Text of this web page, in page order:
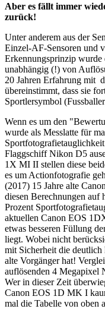
Aber es fällt immer
zurück!
Unter anderem aus der
Einzel-AF-Sensoren und
Erkennungsprinzip
unabhängig (!) von
20 Jahren Erfahrung mit
übereinstimmt, dass sie
Sportlersymbol
Wenn es um den
wurde als Messlatte für
Flaggschiff Nikon D5
1X MI II stellen diese
es um Actionfotografie
(2017) 15 Jahre alte
diesen Berechnungen auf
Prozent
aktuellen Canon EOS
etwas besseren Füllung
liegt. Wobei nicht
mit Sicherheit die deutlich
alte Vorgänger hat!
auflösenden 4
Wer in dieser Zeit
Canon EOS 1D MK I
mal die Tabelle von oben